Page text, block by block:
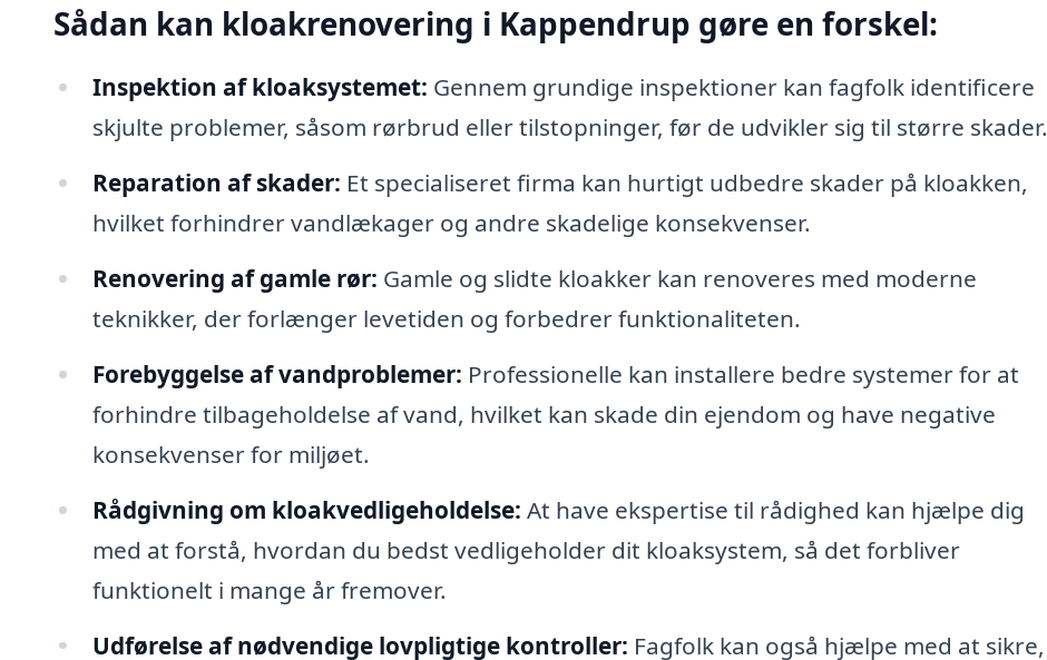
Sådan kan kloakrenovering i Kappendrup gøre en forskel:
Inspektion af kloaksystemet: Gennem grundige inspektioner kan fagfolk identificere
skjulte problemer, såsom rørbrud eller tilstopninger, før de udvikler sig til større skader.
Reparation af skader: Et specialiseret firma kan hurtigt udbedre skader på kloakken,
hvilket forhindrer vandlækager og andre skadelige konsekvenser.
Renovering af gamle rør: Gamle og slidte kloakker kan renoveres med moderne
teknikker, der forlænger levetiden og forbedrer funktionaliteten.
Forebyggelse af vandproblemer: Professionelle kan installere bedre systemer for at
forhindre tilbageholdelse af vand, hvilket kan skade din ejendom og have negative
konsekvenser for miljøet.
Rådgivning om kloakvedligeholdelse: At have ekspertise til rådighed kan hjælpe dig
med at forstå, hvordan du bedst vedligeholder dit kloaksystem, så det forbliver
funktionelt i mange år fremover.
Udførelse af nødvendige lovpligtige kontroller: Fagfolk kan også hjælpe med at sikre,